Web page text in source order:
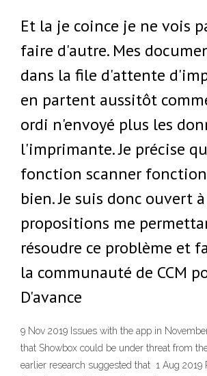
Et la je coince je ne vois
faire d'autre. Mes
dans la file d'attente
en partent aussitôt
ordi n'envoyé plus les
l'imprimante. Je précise
fonction scanner
bien. Je suis donc ouvert
propositions me
résoudre ce problème et
la communauté de CCM
D'avance
9 Nov 2019 Issues with the app in
that Showbox could be under threat from
earlier research suggested that 1 Aug